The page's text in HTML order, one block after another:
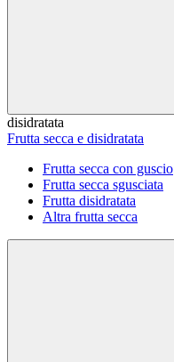
disidratata
Frutta secca e disidratata
Frutta secca con guscio
Frutta secca sgusciata
Frutta disidratata
Altra frutta secca